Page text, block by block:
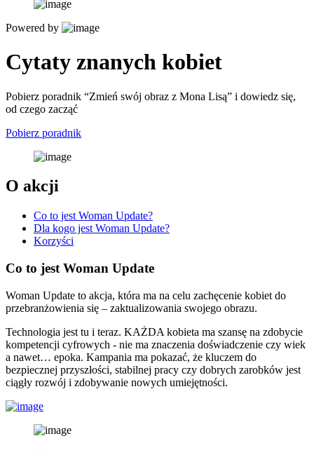
Powered by
Cytaty znanych kobiet
Pobierz poradnik “Zmień swój obraz z Mona Lisą” i dowiedz się,
od czego zacząć
Pobierz poradnik
O akcji
Co to jest Woman Update?
Dla kogo jest Woman Update?
Korzyści
Co to jest Woman Update
Woman Update to akcja, która ma na celu zachęcenie kobiet do
przebranżowienia się – zaktualizowania swojego obrazu.
Technologia jest tu i teraz. KAŻDA kobieta ma szansę na zdobycie
kompetencji cyfrowych - nie ma znaczenia doświadczenie czy wiek
a nawet… epoka. Kampania ma pokazać, że kluczem do
bezpiecznej przyszłości, stabilnej pracy czy dobrych zarobków jest
ciągły rozwój i zdobywanie nowych umiejętności.